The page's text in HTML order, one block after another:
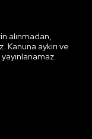
alınmadan,
aykırı ve